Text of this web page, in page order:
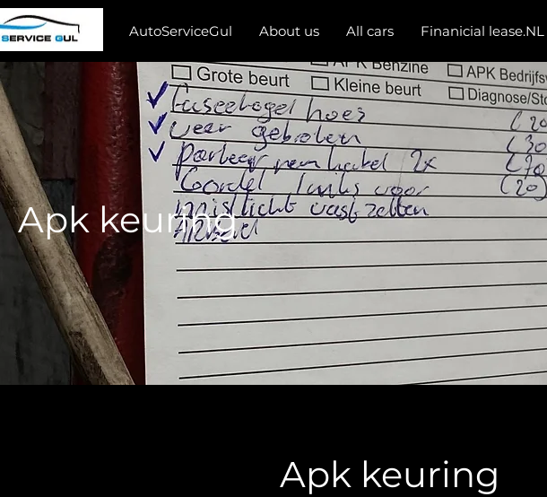
AutoServiceGul About us All cars Finanicial lease.NL
Apk keuring
Apk keuring